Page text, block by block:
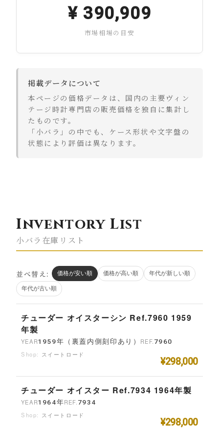
¥ 390,909
市場相場の目安
掲載データについて
本ページの価格データは、国内の主要ヴィン
テージ時計専門店の販売価格を独自に集計し
たものです。
「小バラ」の中でも、ケース形状や文字盤の
状態により評価は異なります。
Inventory List
小バラ在庫リスト
並べ替え: 価格が安い順 価格が高い順 年代が新しい順
年代が古い順
チューダー オイスターシン Ref.7960 1959
年製
YEAR1959年（裏蓋内側刻印あり） REF.7960
スイートロード
¥298,000
チューダー オイスター Ref.7934 1964年製
YEAR1964年REF.7934
スイートロード
¥298,000